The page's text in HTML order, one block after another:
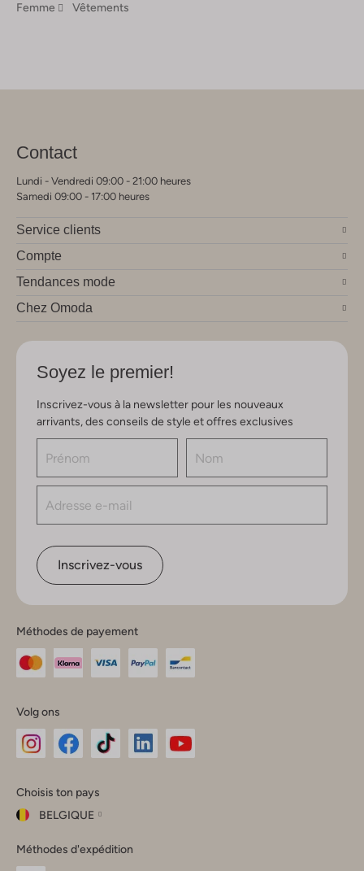
Femme Vêtements
Contact
Lundi - Vendredi 09:00 - 21:00 heures
Samedi 09:00 - 17:00 heures
Service clients
Compte
Tendances mode
Chez Omoda
Soyez le premier!
Inscrivez-vous à la newsletter pour les nouveaux
arrivants, des conseils de style et offres exclusives
Inscrivez-vous
Méthodes de payement
Volg ons
Instagram
Facebook
TikTok
Choisis ton pays
BELGIQUE
ton
pays
Fermer
Méthodes d'expédition